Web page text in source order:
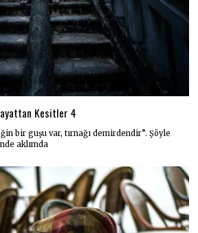
Kesitler 4
bir guşu var, tırnağı demirdendir”. Şöyle
aklımda